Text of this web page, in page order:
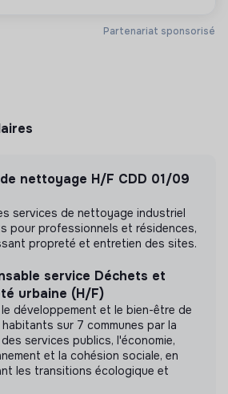
encore transmis de mesure
pas souhaité nous
labels ou certifications qu'elle a
Partenariat sponsorisé
nettoyage H/F CDD 01/09
services de nettoyage industriel
pour professionnels et résidences,
propreté et entretien des sites.
service Déchets et
urbaine (H/F)
développement et le bien-être de
sur 7 communes par la
services publics, l'économie,
et la cohésion sociale, en
les transitions écologique et